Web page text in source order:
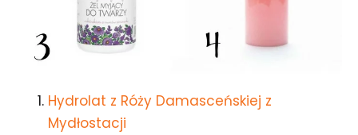
Hydrolat z Róży Damasceńskiej z
Mydłostacji